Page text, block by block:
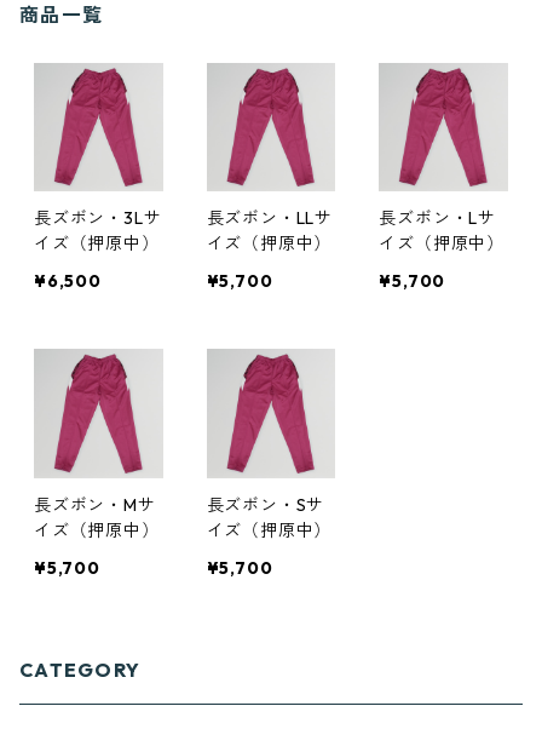
商品一覧
長ズボン・3Lサ
イズ（押原中）
¥6,500
長ズボン・LLサ
イズ（押原中）
¥5,700
長ズボン・Lサ
イズ（押原中）
¥5,700
長ズボン・Mサ
イズ（押原中）
¥5,700
長ズボン・Sサ
イズ（押原中）
¥5,700
CATEGORY